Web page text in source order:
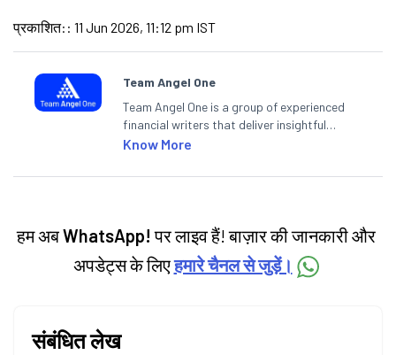
प्रकाशित: : 11 Jun 2026, 11:12 pm IST
Team Angel One
Team Angel One is a group of experienced
financial writers that deliver insightful
articles on the stock market, IPO, economy,
categories.
Know More
हम अबWhatsApp! पर लाइव हैं! बाज़ार की जानकारी और
अपडेट्स के लिएहमारे चैनल से जुड़ें।
संबंधित लेख